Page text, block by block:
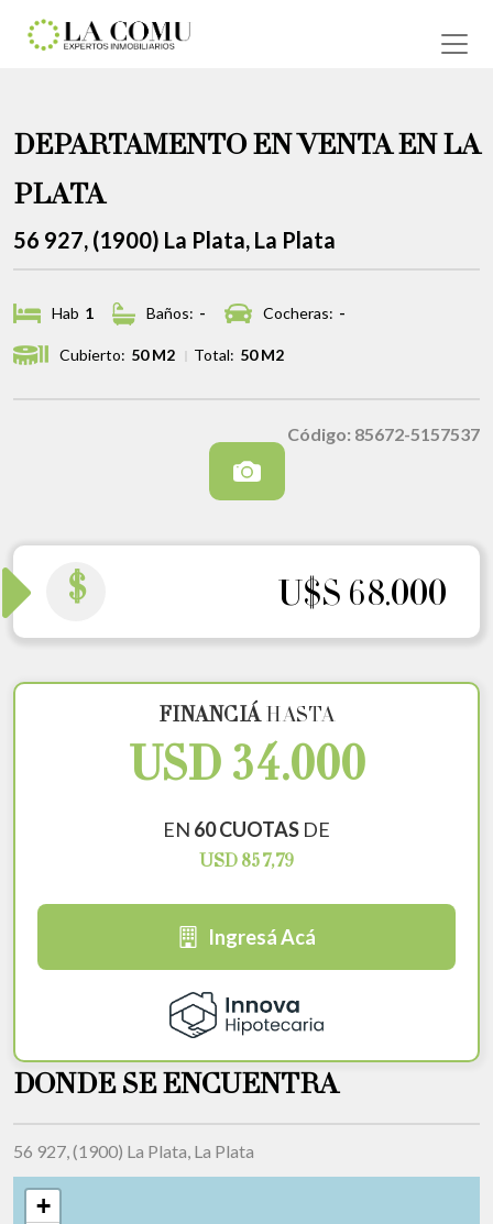
DEPARTAMENTO EN VENTA EN LA
PLATA
56 927, (1900) La Plata, La Plata
Hab 1 Baños: - Cocheras: -
Cubierto: 50 M2 Total: 50 M2
Código: 85672-5157537
$ U$S 68.000
FINANCIÁHASTA
USD 34.000
EN 60 CUOTAS DE
USD 857,79
Ingresá Acá
DONDE SE ENCUENTRA
56 927, (1900) La Plata, La Plata
+